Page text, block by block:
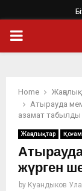
PRIMARY
Home
Атырауда
азамат табылды
Жаңалықтар Қоғам
жүрген
by Куандыков